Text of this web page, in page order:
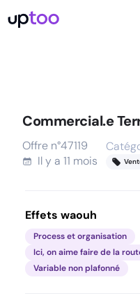
Commercial.e
Offre n°47119
Il y a 11 mois
Effets waouh
Process et organisation
Ici, on aime faire de la
Variable non plafonné